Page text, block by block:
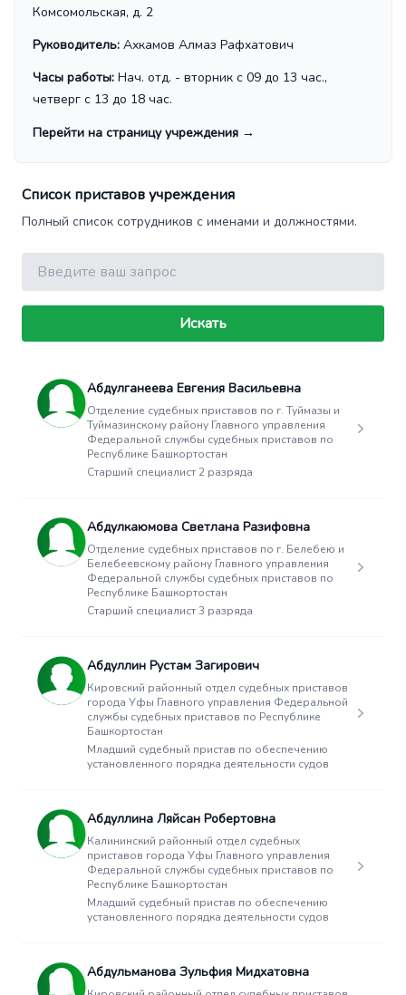
Комсомольская, д. 2
Руководитель: Ахкамов Алмаз Рафхатович
Часы работы: Нач. отд. - вторник с 09 до 13 час.,
четверг с 13 до 18 час.
Перейти на страницу учреждения →
Список приставов учреждения
Полный список сотрудников с именами и должностями.
Поиск
Искать
Абдулганеева Евгения Васильевна
Отделение судебных приставов по г. Туймазы и
Туймазинскому району Главного управления
Федеральной службы судебных приставов по
Республике Башкортостан
Старший специалист 2 разряда
Абдулкаюмова Светлана Разифовна
Отделение судебных приставов по г. Белебею и
Белебеевскому району Главного управления
Федеральной службы судебных приставов по
Республике Башкортостан
Старший специалист 3 разряда
Абдуллин Рустам Загирович
Кировский районный отдел судебных приставов
города Уфы Главного управления Федеральной
службы судебных приставов по Республике
Башкортостан
Младший судебный пристав по обеспечению
установленного порядка деятельности судов
Абдуллина Ляйсан Робертовна
Калининский районный отдел судебных
приставов города Уфы Главного управления
Федеральной службы судебных приставов по
Республике Башкортостан
Младший судебный пристав по обеспечению
установленного порядка деятельности судов
Абдульманова Зульфия Мидхатовна